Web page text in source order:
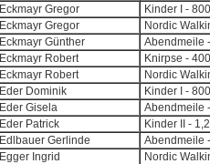
Eckmayr Gregor
Kinder I -
Eckmayr Gregor
Nordic
Eckmayr Günther
Abendmeile
Eckmayr Robert
Knirpse -
Eckmayr Robert
Nordic
Eder Dominik
Kinder I -
Eder Gisela
Abendmeile
Eder Patrick
Kinder II -
Edlbauer Gerlinde
Abendmeile
Egger Ingrid
Nordic